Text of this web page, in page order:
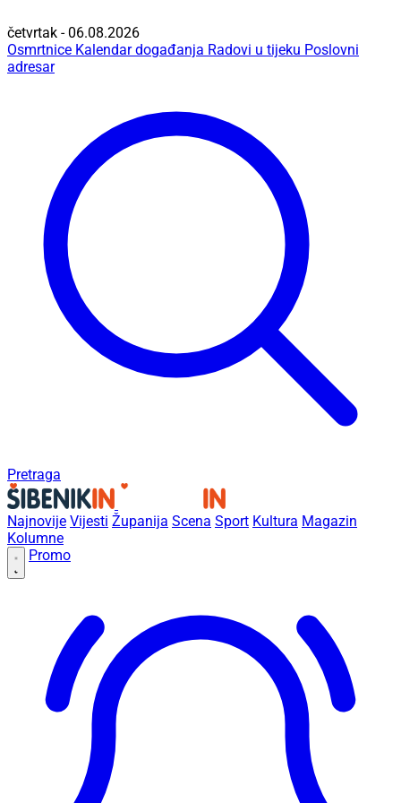
četvrtak - 06.08.2026
Osmrtnice Kalendar događanja Radovi u tijeku Poslovni
adresar
Pretraga
Najnovije Vijesti Županija Scena Sport Kultura Magazin
Kolumne
Promo